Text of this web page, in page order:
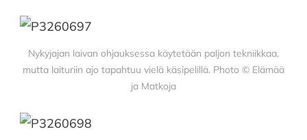
Nykyjajan laivan ohjauksessa käytetään paljon tekniikkaa,
mutta laituriin ajo tapahtuu vielä käsipelillä. Photo © Elämää
ja Matkoja